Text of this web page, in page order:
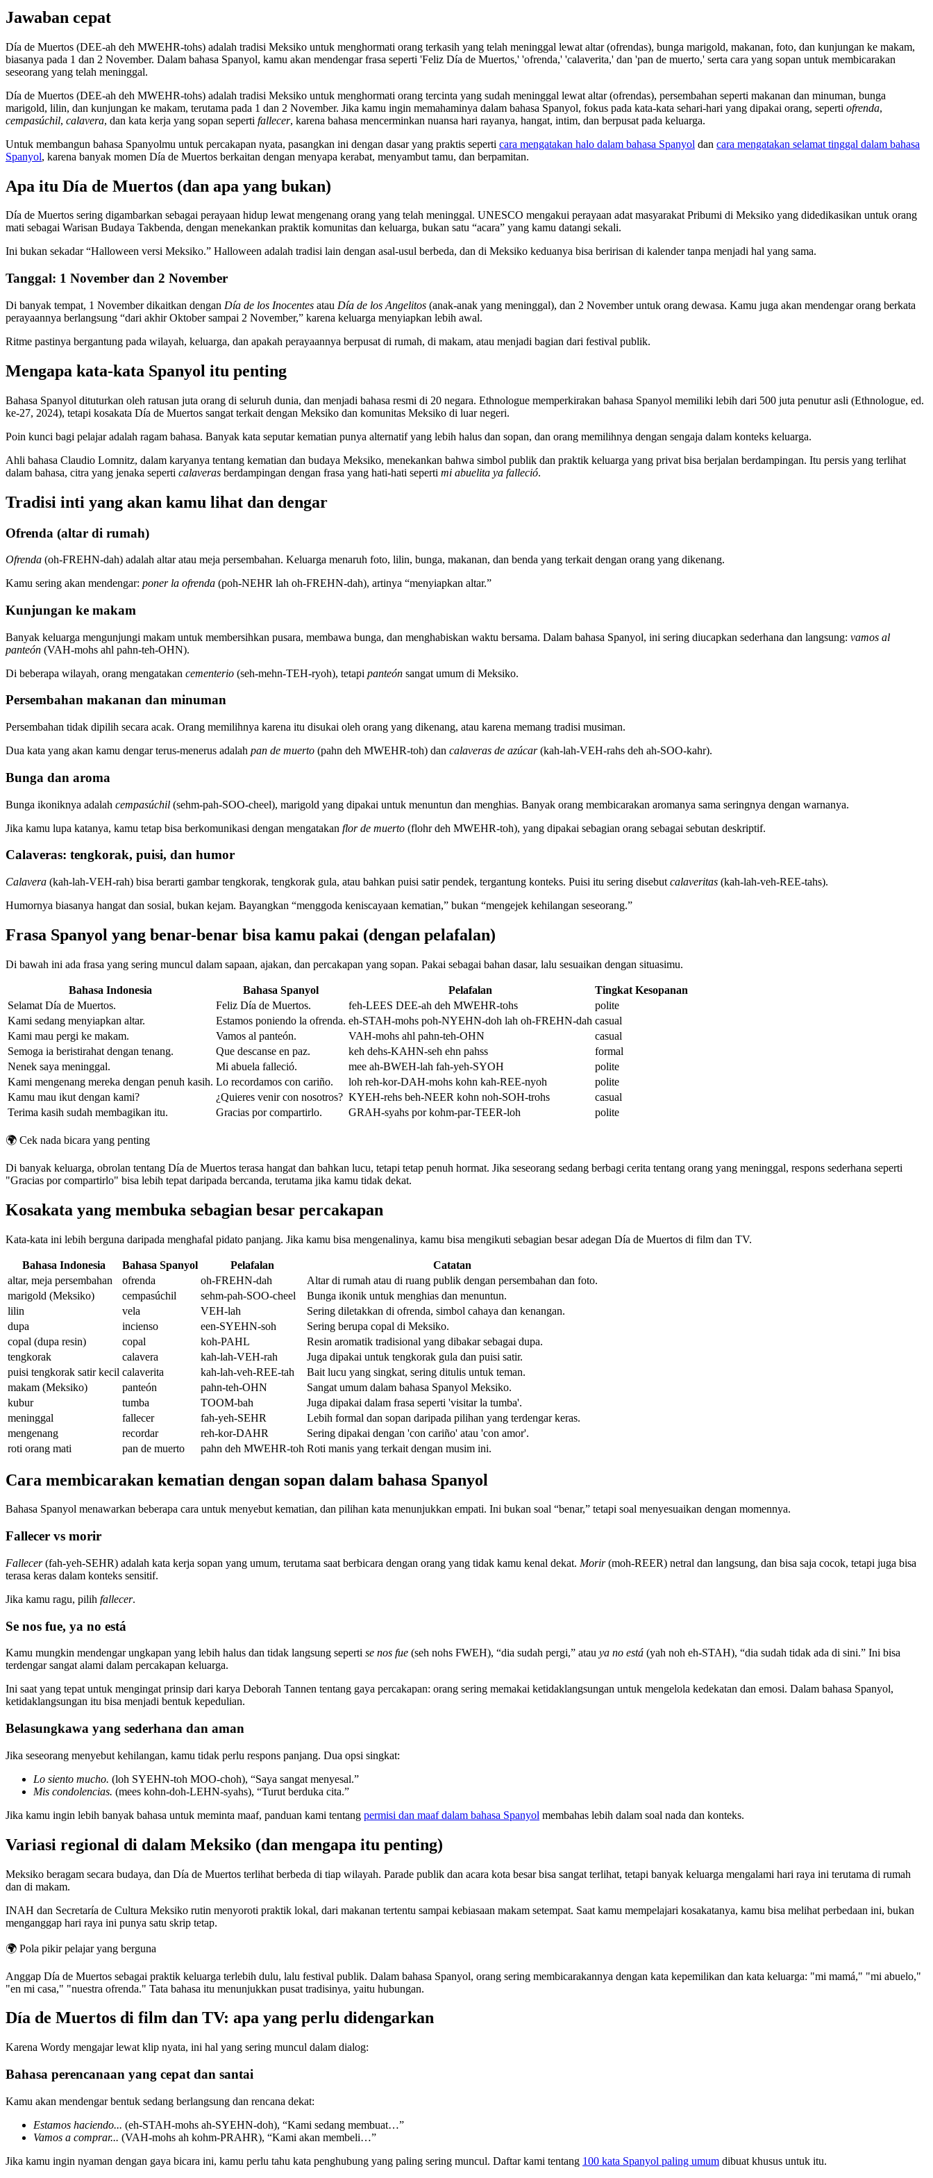
Jawaban cepat
Día de Muertos (DEE-ah deh MWEHR-tohs) adalah tradisi Meksiko untuk menghormati orang terkasih yang telah meninggal lewat altar (ofrendas), bunga marigold, makanan, foto, dan kunjungan ke makam,
biasanya pada 1 dan 2 November. Dalam bahasa Spanyol, kamu akan mendengar frasa seperti 'Feliz Día de Muertos,' 'ofrenda,' 'calaverita,' dan 'pan de muerto,' serta cara yang sopan untuk membicarakan
seseorang yang telah meninggal.
Día de Muertos (DEE-ah deh MWEHR-tohs) adalah tradisi Meksiko untuk menghormati orang tercinta yang sudah meninggal lewat altar (ofrendas), persembahan seperti makanan dan minuman, bunga
marigold, lilin, dan kunjungan ke makam, terutama pada 1 dan 2 November. Jika kamu ingin memahaminya dalam bahasa Spanyol, fokus pada kata-kata sehari-hari yang dipakai orang, seperti ofrenda,
cempasúchil, calavera, dan kata kerja yang sopan seperti fallecer, karena bahasa mencerminkan nuansa hari rayanya, hangat, intim, dan berpusat pada keluarga.
Untuk membangun bahasa Spanyolmu untuk percakapan nyata, pasangkan ini dengan dasar yang praktis seperti cara mengatakan halo dalam bahasa Spanyol dan cara mengatakan selamat tinggal dalam bahasa
Spanyol, karena banyak momen Día de Muertos berkaitan dengan menyapa kerabat, menyambut tamu, dan berpamitan.
Apa itu Día de Muertos (dan apa yang bukan)
Día de Muertos sering digambarkan sebagai perayaan hidup lewat mengenang orang yang telah meninggal. UNESCO mengakui perayaan adat masyarakat Pribumi di Meksiko yang didedikasikan untuk orang
mati sebagai Warisan Budaya Takbenda, dengan menekankan praktik komunitas dan keluarga, bukan satu “acara” yang kamu datangi sekali.
Ini bukan sekadar “Halloween versi Meksiko.” Halloween adalah tradisi lain dengan asal-usul berbeda, dan di Meksiko keduanya bisa beririsan di kalender tanpa menjadi hal yang sama.
Tanggal: 1 November dan 2 November
Di banyak tempat, 1 November dikaitkan dengan Día de los Inocentes atau Día de los Angelitos (anak-anak yang meninggal), dan 2 November untuk orang dewasa. Kamu juga akan mendengar orang berkata
perayaannya berlangsung “dari akhir Oktober sampai 2 November,” karena keluarga menyiapkan lebih awal.
Ritme pastinya bergantung pada wilayah, keluarga, dan apakah perayaannya berpusat di rumah, di makam, atau menjadi bagian dari festival publik.
Mengapa kata-kata Spanyol itu penting
Bahasa Spanyol dituturkan oleh ratusan juta orang di seluruh dunia, dan menjadi bahasa resmi di 20 negara. Ethnologue memperkirakan bahasa Spanyol memiliki lebih dari 500 juta penutur asli (Ethnologue, ed.
ke-27, 2024), tetapi kosakata Día de Muertos sangat terkait dengan Meksiko dan komunitas Meksiko di luar negeri.
Poin kunci bagi pelajar adalah ragam bahasa. Banyak kata seputar kematian punya alternatif yang lebih halus dan sopan, dan orang memilihnya dengan sengaja dalam konteks keluarga.
Ahli bahasa Claudio Lomnitz, dalam karyanya tentang kematian dan budaya Meksiko, menekankan bahwa simbol publik dan praktik keluarga yang privat bisa berjalan berdampingan. Itu persis yang terlihat
dalam bahasa, citra yang jenaka seperti calaveras berdampingan dengan frasa yang hati-hati seperti mi abuelita ya falleció.
Tradisi inti yang akan kamu lihat dan dengar
Ofrenda (altar di rumah)
Ofrenda (oh-FREHN-dah) adalah altar atau meja persembahan. Keluarga menaruh foto, lilin, bunga, makanan, dan benda yang terkait dengan orang yang dikenang.
Kamu sering akan mendengar: poner la ofrenda (poh-NEHR lah oh-FREHN-dah), artinya “menyiapkan altar.”
Kunjungan ke makam
Banyak keluarga mengunjungi makam untuk membersihkan pusara, membawa bunga, dan menghabiskan waktu bersama. Dalam bahasa Spanyol, ini sering diucapkan sederhana dan langsung: vamos al
panteón (VAH-mohs ahl pahn-teh-OHN).
Di beberapa wilayah, orang mengatakan cementerio (seh-mehn-TEH-ryoh), tetapi panteón sangat umum di Meksiko.
Persembahan makanan dan minuman
Persembahan tidak dipilih secara acak. Orang memilihnya karena itu disukai oleh orang yang dikenang, atau karena memang tradisi musiman.
Dua kata yang akan kamu dengar terus-menerus adalah pan de muerto (pahn deh MWEHR-toh) dan calaveras de azúcar(kah-lah-VEH-rahs deh ah-SOO-kahr).
Bunga dan aroma
Bunga ikoniknya adalah cempasúchil (sehm-pah-SOO-cheel), marigold yang dipakai untuk menuntun dan menghias. Banyak orang membicarakan aromanya sama seringnya dengan warnanya.
Jika kamu lupa katanya, kamu tetap bisa berkomunikasi dengan mengatakan flor de muerto (flohr deh MWEHR-toh), yang dipakai sebagian orang sebagai sebutan deskriptif.
Calaveras: tengkorak, puisi, dan humor
Calavera (kah-lah-VEH-rah) bisa berarti gambar tengkorak, tengkorak gula, atau bahkan puisi satir pendek, tergantung konteks. Puisi itu sering disebut calaveritas (kah-lah-veh-REE-tahs).
Humornya biasanya hangat dan sosial, bukan kejam. Bayangkan “menggoda keniscayaan kematian,” bukan “mengejek kehilangan seseorang.”
Frasa Spanyol yang benar-benar bisa kamu pakai (dengan pelafalan)
Di bawah ini ada frasa yang sering muncul dalam sapaan, ajakan, dan percakapan yang sopan. Pakai sebagai bahan dasar, lalu sesuaikan dengan situasimu.
Bahasa Indonesia Bahasa Spanyol Pelafalan
Tingkat Kesopanan
Selamat Día de Muertos.
Feliz Día de Muertos. feh-LEES DEE-ah deh MWEHR-tohs
polite
Kami sedang menyiapkan altar.
Estamos poniendo la ofrenda. eh-STAH-mohs poh-NYEHN-doh lah oh-FREHN-dah casual
Kami mau pergi ke makam.
Vamos al panteón. VAH-mohs ahl pahn-teh-OHN
casual
Semoga ia beristirahat dengan tenang.
Que descanse en paz. keh dehs-KAHN-seh ehn pahss
formal
Nenek saya meninggal.
Mi abuela falleció. mee ah-BWEH-lah fah-yeh-SYOH
polite
Kami mengenang mereka dengan penuh kasih. Lo recordamos con cariño. loh reh-kor-DAH-mohs kohn kah-REE-nyoh
polite
Kamu mau ikut dengan kami?
¿Quieres venir con nosotros? KYEH-rehs beh-NEER kohn noh-SOH-trohs
casual
Terima kasih sudah membagikan itu.
Gracias por compartirlo. GRAH-syahs por kohm-par-TEER-loh polite
🌍 Cek nada bicara yang penting
Di banyak keluarga, obrolan tentang Día de Muertos terasa hangat dan bahkan lucu, tetapi tetap penuh hormat. Jika seseorang sedang berbagi cerita tentang orang yang meninggal, respons sederhana seperti
"Gracias por compartirlo" bisa lebih tepat daripada bercanda, terutama jika kamu tidak dekat.
Kosakata yang membuka sebagian besar percakapan
Kata-kata ini lebih berguna daripada menghafal pidato panjang. Jika kamu bisa mengenalinya, kamu bisa mengikuti sebagian besar adegan Día de Muertos di film dan TV.
Bahasa Indonesia Bahasa Spanyol Pelafalan
Catatan
altar, meja persembahan
ofrenda oh-FREHN-dah
Altar di rumah atau di ruang publik dengan persembahan dan foto.
marigold (Meksiko)
cempasúchil sehm-pah-SOO-cheel
Bunga ikonik untuk menghias dan menuntun.
lilin
vela VEH-lah
Sering diletakkan di ofrenda, simbol cahaya dan kenangan.
dupa
incienso een-SYEHN-soh
Sering berupa copal di Meksiko.
copal (dupa resin)
copal koh-PAHL
Resin aromatik tradisional yang dibakar sebagai dupa.
tengkorak
calavera kah-lah-VEH-rah
Juga dipakai untuk tengkorak gula dan puisi satir.
puisi tengkorak satir kecil calaverita kah-lah-veh-REE-tah
Bait lucu yang singkat, sering ditulis untuk teman.
makam (Meksiko)
panteón pahn-teh-OHN
Sangat umum dalam bahasa Spanyol Meksiko.
kubur
tumba TOOM-bah
Juga dipakai dalam frasa seperti 'visitar la tumba'.
meninggal
fallecer fah-yeh-SEHR
Lebih formal dan sopan daripada pilihan yang terdengar keras.
mengenang
recordar reh-kor-DAHR
Sering dipakai dengan 'con cariño' atau 'con amor'.
roti orang mati
pan de muerto pahn deh MWEHR-toh Roti manis yang terkait dengan musim ini.
Cara membicarakan kematian dengan sopan dalam bahasa Spanyol
Bahasa Spanyol menawarkan beberapa cara untuk menyebut kematian, dan pilihan kata menunjukkan empati. Ini bukan soal “benar,” tetapi soal menyesuaikan dengan momennya.
Fallecer vs morir
Fallecer(fah-yeh-SEHR) adalah kata kerja sopan yang umum, terutama saat berbicara dengan orang yang tidak kamu kenal dekat. Morir(moh-REER) netral dan langsung, dan bisa saja cocok, tetapi juga bisa
terasa keras dalam konteks sensitif.
Jika kamu ragu, pilih fallecer.
Se nos fue, ya no está
Kamu mungkin mendengar ungkapan yang lebih halus dan tidak langsung seperti se nos fue (seh nohs FWEH), “dia sudah pergi,” atau ya no está (yah noh eh-STAH), “dia sudah tidak ada di sini.” Ini bisa
terdengar sangat alami dalam percakapan keluarga.
Ini saat yang tepat untuk mengingat prinsip dari karya Deborah Tannen tentang gaya percakapan: orang sering memakai ketidaklangsungan untuk mengelola kedekatan dan emosi. Dalam bahasa Spanyol,
ketidaklangsungan itu bisa menjadi bentuk kepedulian.
Belasungkawa yang sederhana dan aman
Jika seseorang menyebut kehilangan, kamu tidak perlu respons panjang. Dua opsi singkat:
Lo siento mucho. (loh SYEHN-toh MOO-choh), “Saya sangat menyesal.”
Mis condolencias. (mees kohn-doh-LEHN-syahs), “Turut berduka cita.”
Jika kamu ingin lebih banyak bahasa untuk meminta maaf, panduan kami tentang permisi dan maaf dalam bahasa Spanyol membahas lebih dalam soal nada dan konteks.
Variasi regional di dalam Meksiko (dan mengapa itu penting)
Meksiko beragam secara budaya, dan Día de Muertos terlihat berbeda di tiap wilayah. Parade publik dan acara kota besar bisa sangat terlihat, tetapi banyak keluarga mengalami hari raya ini terutama di rumah
dan di makam.
INAH dan Secretaría de Cultura Meksiko rutin menyoroti praktik lokal, dari makanan tertentu sampai kebiasaan makam setempat. Saat kamu mempelajari kosakatanya, kamu bisa melihat perbedaan ini, bukan
menganggap hari raya ini punya satu skrip tetap.
🌍 Pola pikir pelajar yang berguna
Anggap Día de Muertos sebagai praktik keluarga terlebih dulu, lalu festival publik. Dalam bahasa Spanyol, orang sering membicarakannya dengan kata kepemilikan dan kata keluarga: "mi mamá," "mi abuelo,"
"en mi casa," "nuestra ofrenda." Tata bahasa itu menunjukkan pusat tradisinya, yaitu hubungan.
Día de Muertos di film dan TV: apa yang perlu didengarkan
Karena Wordy mengajar lewat klip nyata, ini hal yang sering muncul dalam dialog:
Bahasa perencanaan yang cepat dan santai
Kamu akan mendengar bentuk sedang berlangsung dan rencana dekat:
Estamos haciendo... (eh-STAH-mohs ah-SYEHN-doh), “Kami sedang membuat…”
Vamos a comprar... (VAH-mohs ah kohm-PRAHR), “Kami akan membeli…”
Jika kamu ingin nyaman dengan gaya bicara ini, kamu perlu tahu kata penghubung yang paling sering muncul. Daftar kami tentang 100 kata Spanyol paling umum dibuat khusus untuk itu.